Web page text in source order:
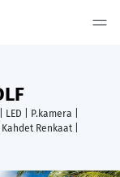
| P.kamera |
Renkaat |